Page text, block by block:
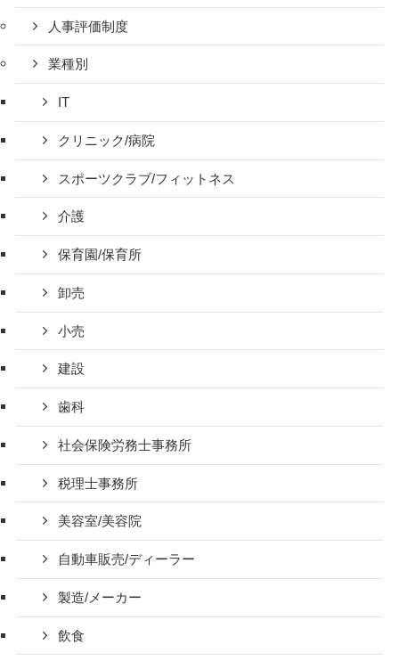
人事評価制度
業種別
IT
クリニック/病院
スポーツクラブ/フィットネス
介護
保育園/保育所
卸売
小売
建設
歯科
社会保険労務士事務所
税理士事務所
美容室/美容院
自動車販売/ディーラー
製造/メーカー
飲食